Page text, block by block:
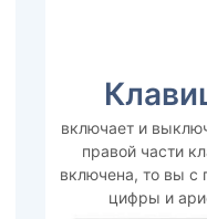
включает и
правой части
включена, то вы
цифры и